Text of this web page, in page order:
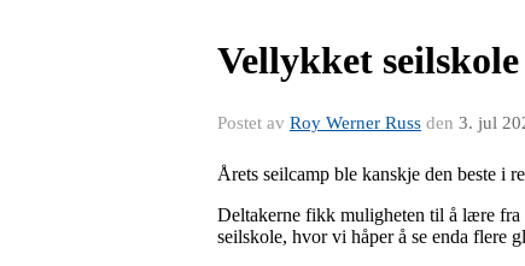
Vellykket
Postet av Roy Werner Russ den 3. jul
Årets seilcamp ble kanskje den beste i
Deltakerne fikk muligheten til å lære fra
seilskole, hvor vi håper å se enda flere